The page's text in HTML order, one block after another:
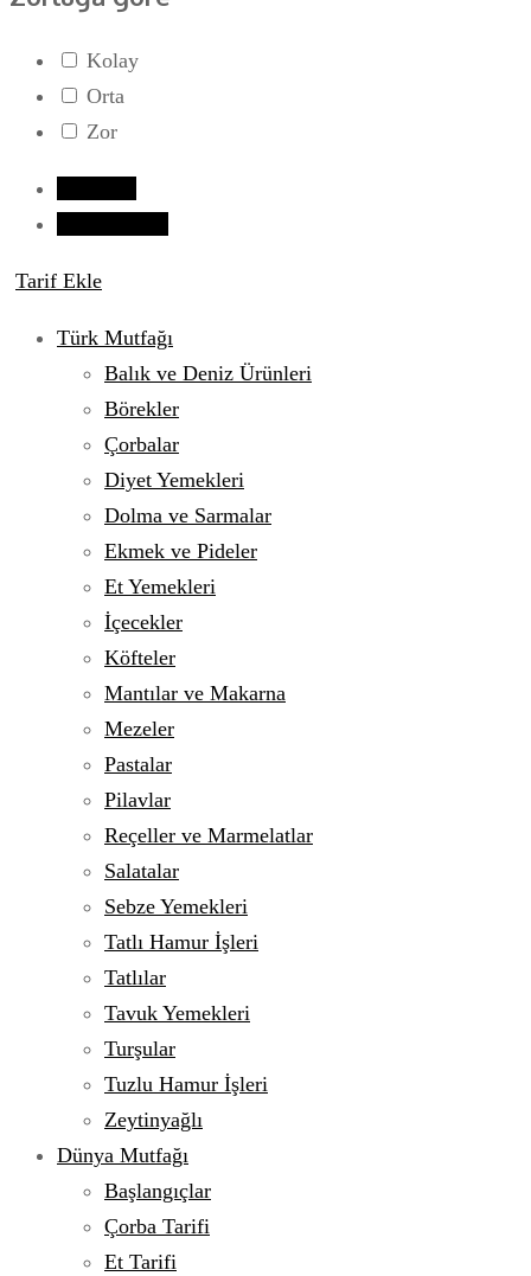
Kolay
Orta
Zor
Tarif Ekle
Türk Mutfağı
Balık ve Deniz Ürünleri
Börekler
Çorbalar
Diyet Yemekleri
Dolma ve Sarmalar
Ekmek ve Pideler
Et Yemekleri
İçecekler
Köfteler
Mantılar ve Makarna
Mezeler
Pastalar
Pilavlar
Reçeller ve Marmelatlar
Salatalar
Sebze Yemekleri
Tatlı Hamur İşleri
Tatlılar
Tavuk Yemekleri
Turşular
Tuzlu Hamur İşleri
Zeytinyağlı
Dünya Mutfağı
Başlangıçlar
Çorba Tarifi
Et Tarifi